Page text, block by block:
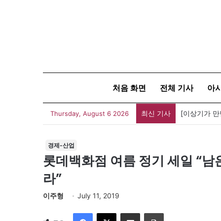
처음 화면 전체 기사 아
Thursday, August 6 2026 최신 기사
경제-산업
롯데백화점 여름 정기 세일 “남
라”
이주형 July 11, 2019
이메일